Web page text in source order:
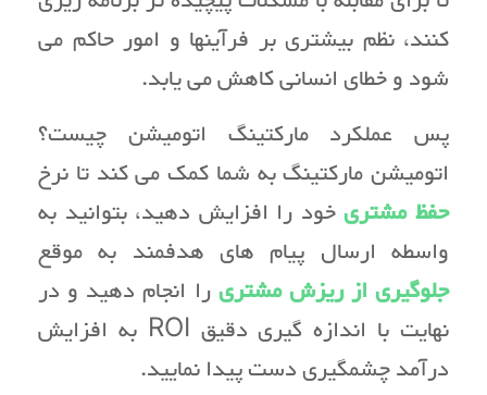
کنند، نظم بیشتری بر فرآینها و امور حاکم می
شود و خطای انسانی کاهش می یابد.
پس عملکرد مارکتینگ اتومیشن چیست؟
اتومیشن مارکتینگ به شما کمک می کند تا نرخ
حفظ مشتریخود را افزایش دهید، بتوانید به
واسطه ارسال پیام های هدفمند به موقع
جلوگیری از ریزش مشتریرا انجام دهید و در
نهایت با اندازه گیری دقیق ROI به افزایش
درآمد چشمگیری دست پیدا نمایید.